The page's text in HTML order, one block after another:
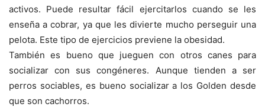
activos. Puede resultar fácil ejercitarlos cuando se les
enseña a cobrar, ya que les divierte mucho perseguir una
pelota. Este tipo de ejercicios previene la obesidad.
También es bueno que jueguen con otros canes para
socializar con sus congéneres. Aunque tienden a ser
perros sociables, es bueno socializar a los Golden desde
que son cachorros.